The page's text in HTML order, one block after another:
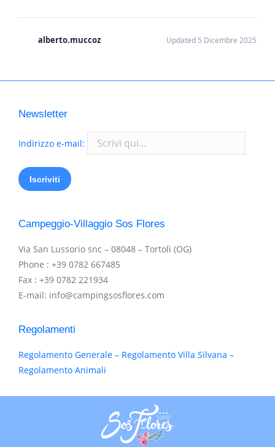
alberto.muccoz Updated 5 Dicembre 2025
Newsletter
Indirizzo e-mail:
Campeggio-Villaggio Sos Flores
Via San Lussorio snc – 08048 – Tortolì (OG)
Phone : +39 0782 667485
Fax : +39 0782 221934
E-mail: info@campingsosflores.com
Regolamenti
Regolamento Generale – Regolamento Villa Silvana –
Regolamento Animali